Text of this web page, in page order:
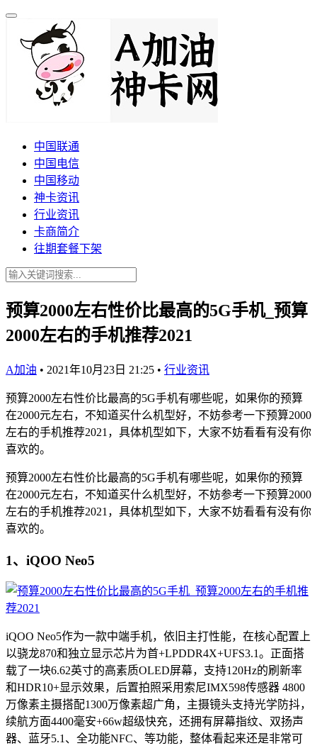
中国联通
中国电信
中国移动
神卡资讯
行业资讯
卡商简介
往期套餐下架
预算2000左右性价比最高的5G手机_预算
2000左右的手机推荐2021
A加油 • 2021年10月23日 21:25 • 行业资讯
预算2000左右性价比最高的5G手机有哪些呢，如果你的预算
在2000元左右，不知道买什么机型好，不妨参考一下预算2000
左右的手机推荐2021，具体机型如下，大家不妨看看有没有你
喜欢的。
预算2000左右性价比最高的5G手机有哪些呢，如果你的预算
在2000元左右，不知道买什么机型好，不妨参考一下预算2000
左右的手机推荐2021，具体机型如下，大家不妨看看有没有你
喜欢的。
1、iQOO Neo5
iQOO Neo5作为一款中端手机，依旧主打性能，在核心配置上
以骁龙870和独立显示芯片为首+LPDDR4X+UFS3.1。正面搭
载了一块6.62英寸的高素质OLED屏幕，支持120Hz的刷新率
和HDR10+显示效果，后置拍照采用索尼IMX598传感器 4800
万像素主摄搭配1300万像素超广角，主摄镜头支持光学防抖，
续航方面4400毫安+66w超级快充，还拥有屏幕指纹、双扬声
器、蓝牙5.1、全功能NFC、等功能，整体看起来还是非常可